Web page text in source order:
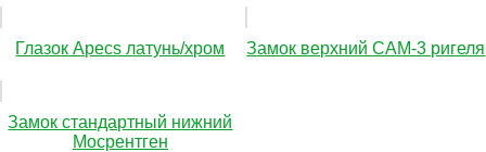
Глазок Apecs латунь/хром Замок верхний САМ-3 ригеля
Замок стандартный нижний
Мосрентген